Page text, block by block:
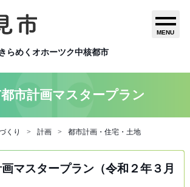
らめくオホーツク中核都市
MENU
市計画マスタープラン
くり 計画 都市計画・住宅・土地
マスタープラン（令和２年３月